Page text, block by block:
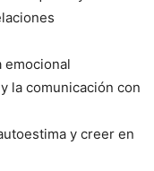
emocional
la comunicación con
y creer en